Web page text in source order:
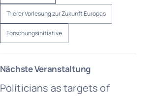
Trierer Vorlesung zur Zukunft Europas
Forschungsinitiative
Nächste Veranstaltung
Politicians as targets of